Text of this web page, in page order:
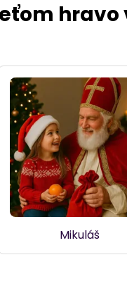
Mikuláš